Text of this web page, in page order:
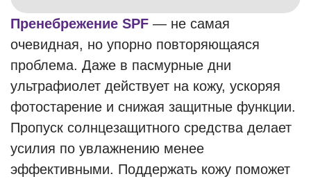
Пренебрежение SPF — не самая
очевидная, но упорно повторяющаяся
проблема. Даже в пасмурные дни
ультрафиолет действует на кожу, ускоряя
фотостарение и снижая защитные функции.
Пропуск солнцезащитного средства делает
усилия по увлажнению менее
эффективными. Поддержать кожу поможет